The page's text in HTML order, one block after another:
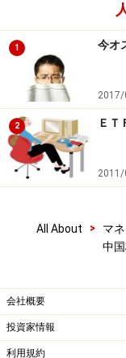
1 今オ
2 ＥＴ
All About > マ
中
会社概要
投資家情報
利用規約